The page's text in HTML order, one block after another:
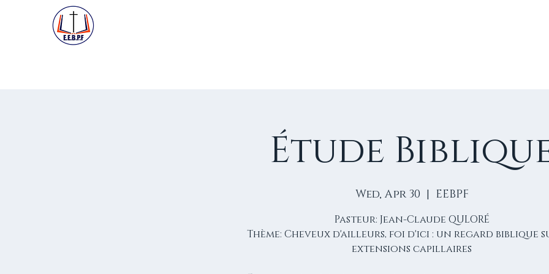
Étude
Wed, Apr 30
  |
EEBPF
Pasteur: Jean-Claude QULORÉ
Thème: Cheveux d'ailleurs, foi d'ici : un regard biblique
extensions capillaires